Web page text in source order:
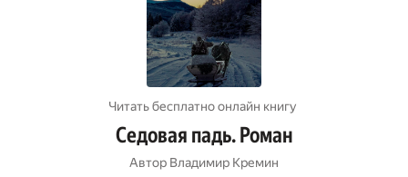
Читать бесплатно онлайн книгу
Седовая падь. Роман
Автор Владимир Кремин